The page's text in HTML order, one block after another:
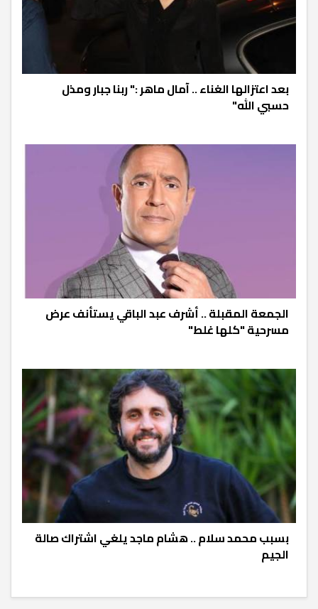
بعد اعتزالها الغناء .. آمال ماهر :" ربنا جبار ومذل
حسبي الله"
الجمعة المقبلة .. أشرف عبد الباقي يستأنف عرض
مسرحية "كلها غلط"
بسبب محمد سلام .. هشام ماجد يلغي اشتراك صالة
الجيم